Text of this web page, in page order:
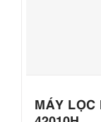
MÁY LỌC